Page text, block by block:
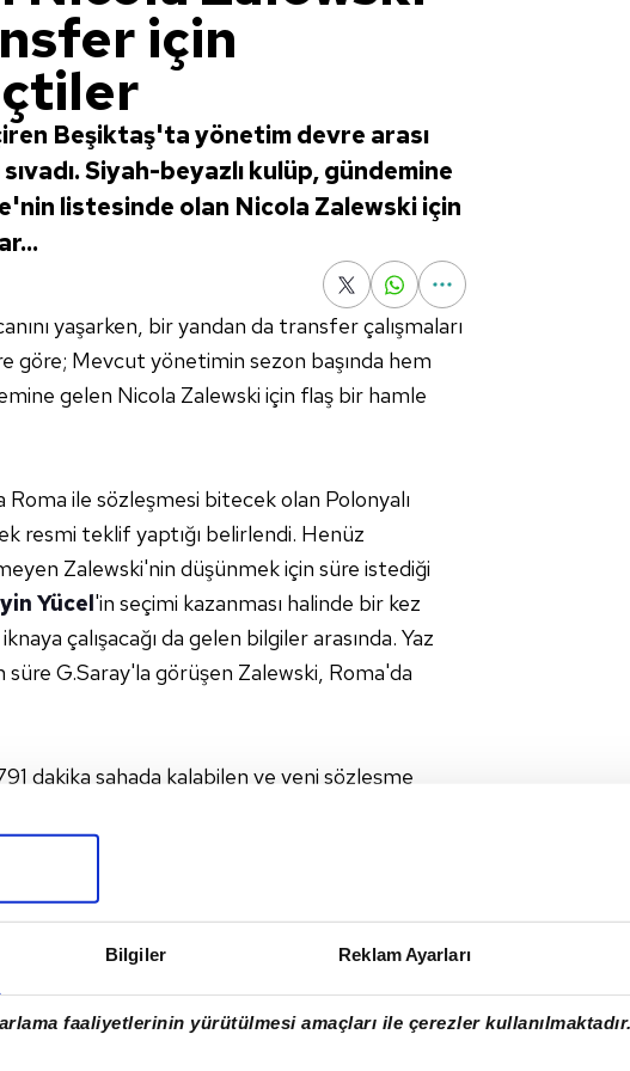
Bilgiler Reklam Ayarları
faaliyetlerinin yürütülmesi amaçları ile çerezler kullanılmaktadır.
için
Beşiktaş'ta yönetim devre arası
Siyah-beyazlı kulüp, gündemine
listesinde olan Nicola Zalewski için
yaşarken, bir yandan da transfer çalışmaları
göre; Mevcut yönetimin sezon başında hem
gelen Nicola Zalewski için flaş bir hamle
Roma ile sözleşmesi bitecek olan Polonyalı
resmi teklif yaptığı belirlendi. Henüz
Zalewski'nin düşünmek için süre istediği
Yücel'in seçimi kazanması halinde bir kez
çalışacağı da gelen bilgiler arasında. Yaz
G.Saray'la görüşen Zalewski, Roma'da
dakika sahada kalabilen ve yeni sözleşme
yaşındaki kanat oyuncusunun bu kez ayrılığa
her iki kanadında görev yapabilen
Euro. Zalewski 27 kez Polonya Milli Takımı'nın
#FENERBAHÇE #BEŞIKTAŞ